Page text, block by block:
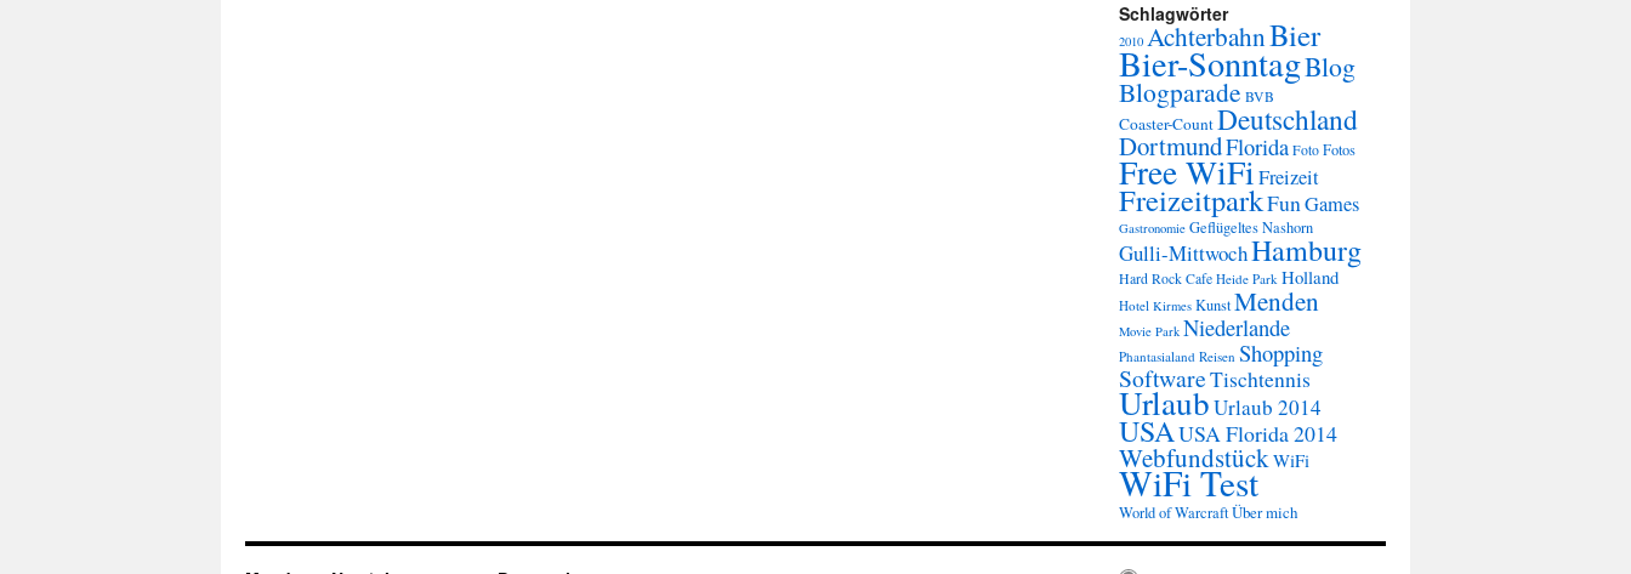
Schlagwörter
2010 AchterbahnBier
Bier-SonntagBlog
Blogparade BVB
Coaster-CountDeutschland
DortmundFlorida Foto Fotos
Free WiFiFreizeit
FreizeitparkFunGames
Gastronomie Geflügeltes Nashorn
Gulli-MittwochHamburg
Hard Rock Cafe Heide Park Holland
Hotel Kirmes KunstMenden
Movie Park Niederlande
Phantasialand Reisen Shopping
SoftwareTischtennis
UrlaubUrlaub 2014
USAUSA Florida 2014
WebfundstückWiFi
WiFi Test
World of WarcraftÜber mich